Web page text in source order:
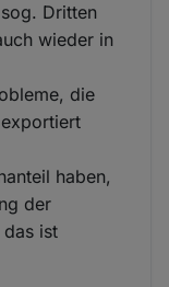
Dritten
wieder in
die
haben,
der
das ist